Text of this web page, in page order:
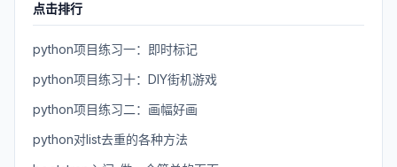
点击排行
python项目练习一：即时标记
python项目练习十：DIY街机游戏
python项目练习二：画幅好画
python对list去重的各种方法